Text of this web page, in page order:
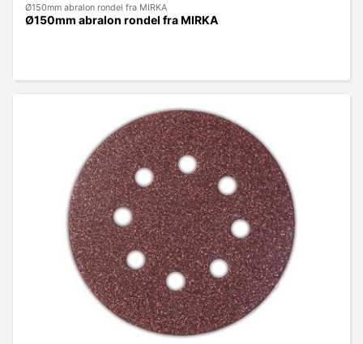
Ø150mm abralon rondel fra MIRKA
Ø150mm abralon rondel fra MIRKA